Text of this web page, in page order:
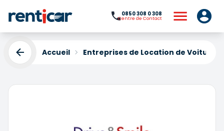
0850 308 0 308
Centre de Contact
Accueil Entreprises de Location de Voiture